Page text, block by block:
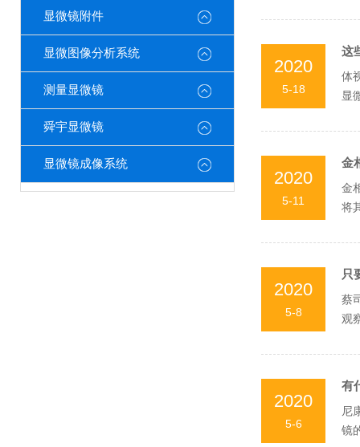
显微镜附件
显微图像分析系统
测量显微镜
舜宇显微镜
显微镜成像系统
2020
5-18
这
体
显
2020
5-11
金
金
将
2020
5-8
只
蔡
观
2020
5-6
有
尼
镜